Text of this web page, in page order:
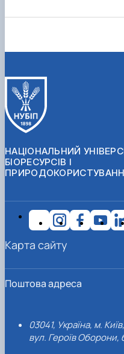
НАЦІОНАЛЬНИЙ
БІОРЕСУРСІВ І
Поштова адреса
03041, Україна, м. Київ,
вул. Героїв Оборони,
Карта сайту